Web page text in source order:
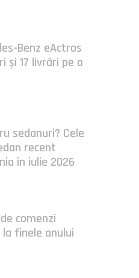
Benz eActros
și 17 livrări pe o
sedanuri? Cele
recent
în iulie 2026
comenzi
finele anului